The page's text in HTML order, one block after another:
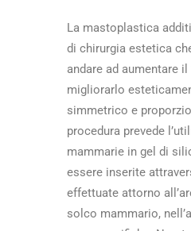
La mastoplastica
di chirurgia estetica
andare ad aumentare
migliorarlo
simmetrico e
procedura prevede
mammarie in gel di
essere inserite
effettuate attorno
solco mammario,